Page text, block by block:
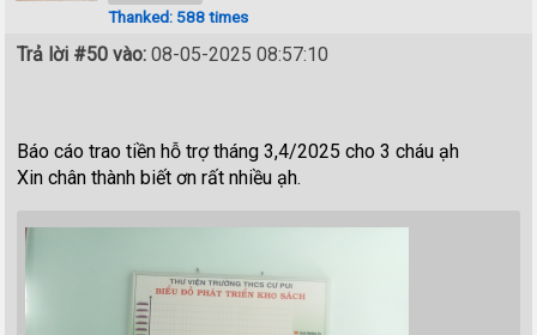
Thanked: 588 times
Trả lời #50 vào: 08-05-2025 08:57:10
Báo cáo trao tiền hỗ trợ tháng 3,4/2025 cho 3 cháu ạh
Xin chân thành biết ơn rất nhiều ạh.